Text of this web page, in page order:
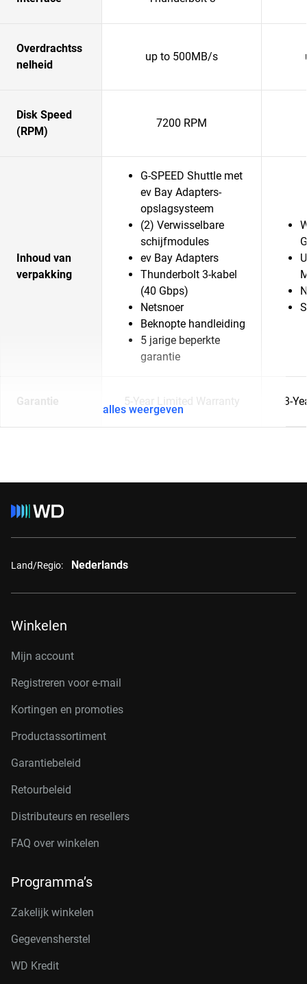
Overdrachtss
nelheid
up to 500MB/s
Disk Speed
(RPM)
7200 RPM
Inhoud van
verpakking
G-SPEED Shuttle met
ev Bay Adapters-
opslagsysteem
(2) Verwisselbare
schijfmodules
ev Bay Adapters
Thunderbolt 3-kabel
(40 Gbps)
Netsnoer
Beknopte handleiding
5 jarige beperkte
garantie
Garantie 5-Year Limited Warranty 3-
alles weergeven
Land/Regio: Nederlands
Winkelen
Mijn account
Registreren voor e-mail
Kortingen en promoties
Productassortiment
Garantiebeleid
Retourbeleid
Distributeurs en resellers
FAQ over winkelen
Programma’s
Zakelijk winkelen
Gegevensherstel
WD Kredit